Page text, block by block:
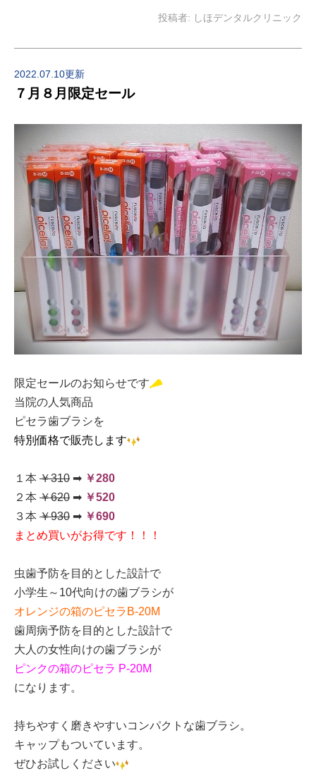
投稿者: しほデンタルクリニック
2022.07.10更新
７月８月限定セール
限定セールのお知らせです
当院の人気商品
ピセラ歯ブラシを
特別価格で販売します
１本 ￥310 ➡ ￥280
２本 ￥620 ➡ ￥520
３本 ￥930 ➡ ￥690
まとめ買いがお得です！！！
虫歯予防を目的とした設計で
小学生～10代向けの歯ブラシが
オレンジの箱のピセラB-20M
歯周病予防を目的とした設計で
大人の女性向けの歯ブラシが
ピンクの箱のピセラ P-20M
になります。
持ちやすく磨きやすいコンパクトな歯ブラシ。
キャップもついています。
ぜひお試しください